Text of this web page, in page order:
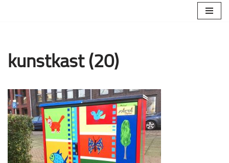
de
inhoud
kunstkast (20)